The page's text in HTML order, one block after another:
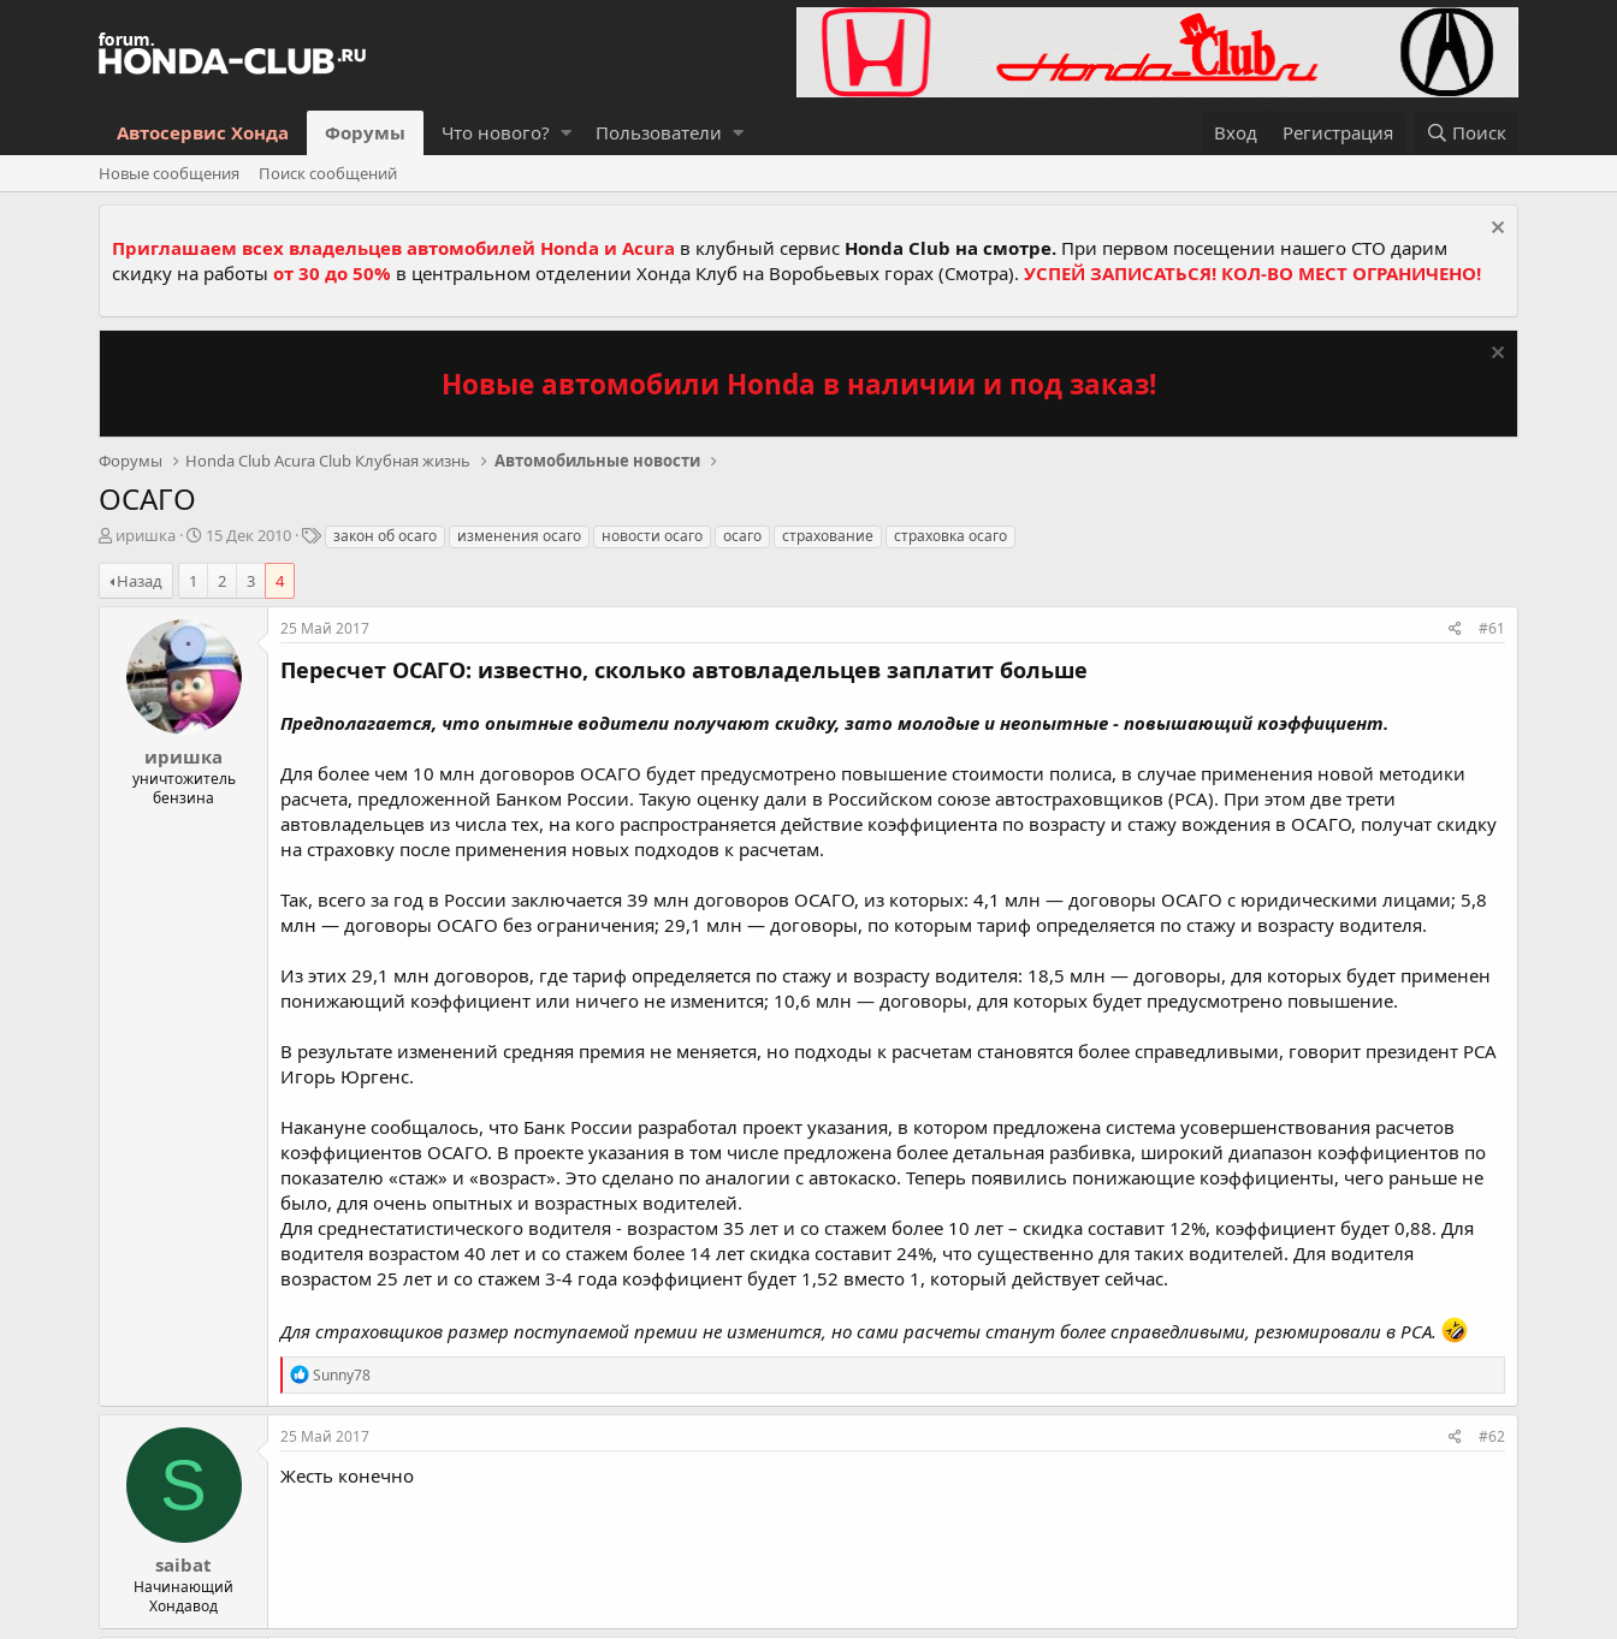
Автосервис Хонда Форумы Что нового? Пользователи Вход Регистрация Поиск
Новые сообщения Поиск сообщений
Приглашаем всех владельцев автомобилей Honda и Acura в клубный сервис Honda Club на смотре. При первом посещении нашего СТО дарим
скидку на работы от 30 до 50% в центральном отделении Хонда Клуб на Воробьевых горах (Смотра). УСПЕЙ ЗАПИСАТЬСЯ! КОЛ-ВО МЕСТ ОГРАНИЧЕНО!
Новые автомобили Honda в наличии и под заказ!
Форумы Honda Club Acura Club Клубная жизнь Автомобильные новости
ОСАГО
А
т
о
иришка
Д
а
н
а
ч
а
л
а
15 Дек 2010
Т закон об осаго изменения осаго новости осаго осаго страхование страховка осаго
Назад 1 2 3 4
иришка
уничтожитель
бензина
25 Май 2017 #61
Пересчет ОСАГО: известно, сколько автовладельцев заплатит больше
Предполагается, что опытные водители получают скидку, зато молодые и неопытные - повышающий коэффициент.
Для более чем 10 млн договоров ОСАГО будет предусмотрено повышение стоимости полиса, в случае применения новой методики
расчета, предложенной Банком России. Такую оценку дали в Российском союзе автостраховщиков (РСА). При этом две трети
автовладельцев из числа тех, на кого распространяется действие коэффициента по возрасту и стажу вождения в ОСАГО, получат скидку
на страховку после применения новых подходов к расчетам.
Так, всего за год в России заключается 39 млн договоров ОСАГО, из которых: 4,1 млн — договоры ОСАГО с юридическими лицами; 5,8
млн — договоры ОСАГО без ограничения; 29,1 млн — договоры, по которым тариф определяется по стажу и возрасту водителя.
Из этих 29,1 млн договоров, где тариф определяется по стажу и возрасту водителя: 18,5 млн — договоры, для которых будет применен
понижающий коэффициент или ничего не изменится; 10,6 млн — договоры, для которых будет предусмотрено повышение.
В результате изменений средняя премия не меняется, но подходы к расчетам становятся более справедливыми, говорит президент РСА
Игорь Юргенс.
Накануне сообщалось, что Банк России разработал проект указания, в котором предложена система усовершенствования расчетов
коэффициентов ОСАГО. В проекте указания в том числе предложена более детальная разбивка, широкий диапазон коэффициентов по
показателю «стаж» и «возраст». Это сделано по аналогии с автокаско. Теперь появились понижающие коэффициенты, чего раньше не
было, для очень опытных и возрастных водителей.
Для среднестатистического водителя - возрастом 35 лет и со стажем более 10 лет – скидка составит 12%, коэффициент будет 0,88. Для
водителя возрастом 40 лет и со стажем более 14 лет скидка составит 24%, что существенно для таких водителей. Для водителя
возрастом 25 лет и со стажем 3-4 года коэффициент будет 1,52 вместо 1, который действует сейчас.
Для страховщиков размер поступаемой премии не изменится, но сами расчеты станут более справедливыми, резюмировали в РСА.
R
e
a
c
i
o
Sunny78
S
saibat
Начинающий
Хондавод
25 Май 2017 #62
Жесть конечно